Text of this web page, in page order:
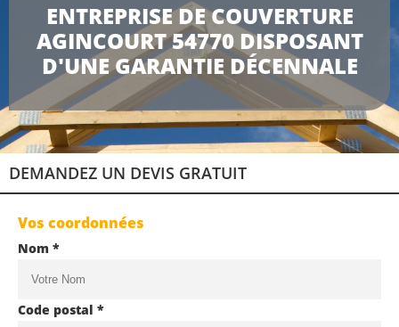
ENTREPRISE DE COUVERTURE
AGINCOURT 54770 DISPOSANT
D'UNE GARANTIE DÉCENNALE
DEMANDEZ UN DEVIS GRATUIT
Vos coordonnées
Nom *
Code postal *